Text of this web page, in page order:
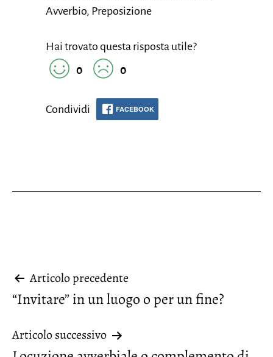
Avverbio, Preposizione
Hai trovato questa risposta utile?
0
0
Condividi FACEBOOK
Navigazione
articoli
Articolo precedente
“Invitare” in un luogo o per un fine?
Articolo successivo